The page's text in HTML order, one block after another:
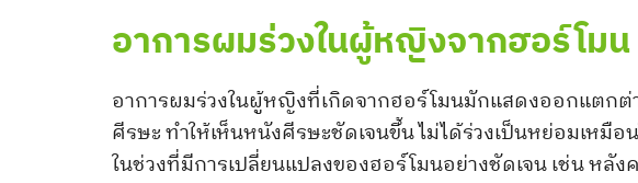
อาการผมร่วงในผู้หญิงจากฮอร์โ
อาการผมร่วงในผู้หญิงที่เกิดจากฮอร์โมนมักแสดงออกแตกต่
ศีรษะ ทำให้เห็นหนังศีรษะชัดเจนขึ้น ไม่ได้ร่วงเป็นหย่อมเหมื
ในช่วงที่มีการเปลี่ยนแปลงของฮอร์โมนอย่างชัดเจน เช่น หลั